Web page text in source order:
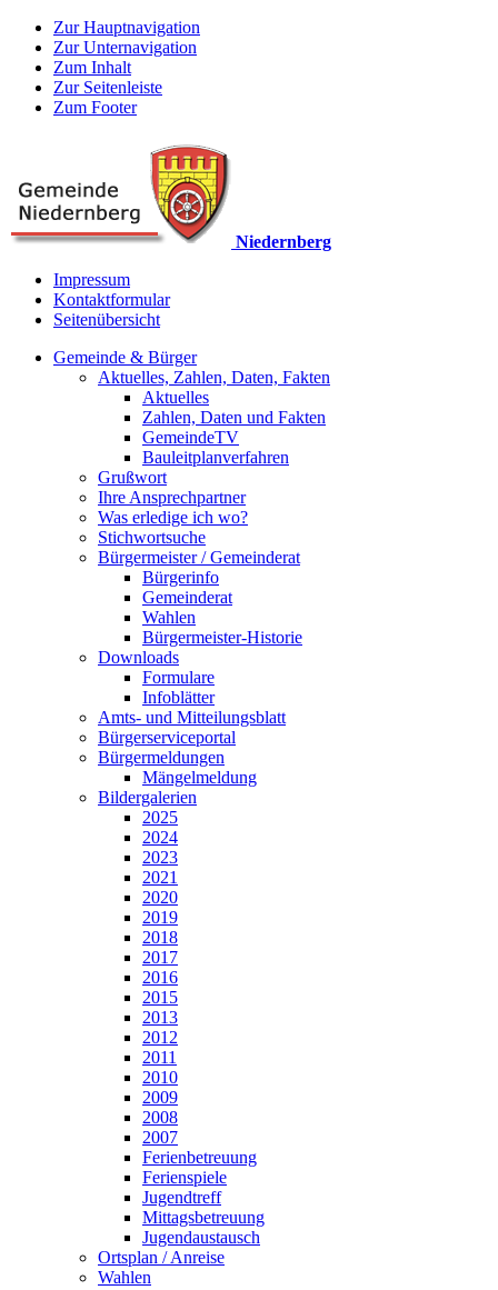
Zur Hauptnavigation
Zur Unternavigation
Zum Inhalt
Zur Seitenleiste
Zum Footer
Niedernberg
Impressum
Kontaktformular
Seitenübersicht
Gemeinde & Bürger
Aktuelles, Zahlen, Daten, Fakten
Aktuelles
Zahlen, Daten und Fakten
GemeindeTV
Bauleitplanverfahren
Grußwort
Ihre Ansprechpartner
Was erledige ich wo?
Stichwortsuche
Bürgermeister / Gemeinderat
Bürgerinfo
Gemeinderat
Wahlen
Bürgermeister-Historie
Downloads
Formulare
Infoblätter
Amts- und Mitteilungsblatt
Bürgerserviceportal
Bürgermeldungen
Mängelmeldung
Bildergalerien
2025
2024
2023
2021
2020
2019
2018
2017
2016
2015
2013
2012
2011
2010
2009
2008
2007
Ferienbetreuung
Ferienspiele
Jugendtreff
Mittagsbetreuung
Jugendaustausch
Ortsplan / Anreise
Wahlen